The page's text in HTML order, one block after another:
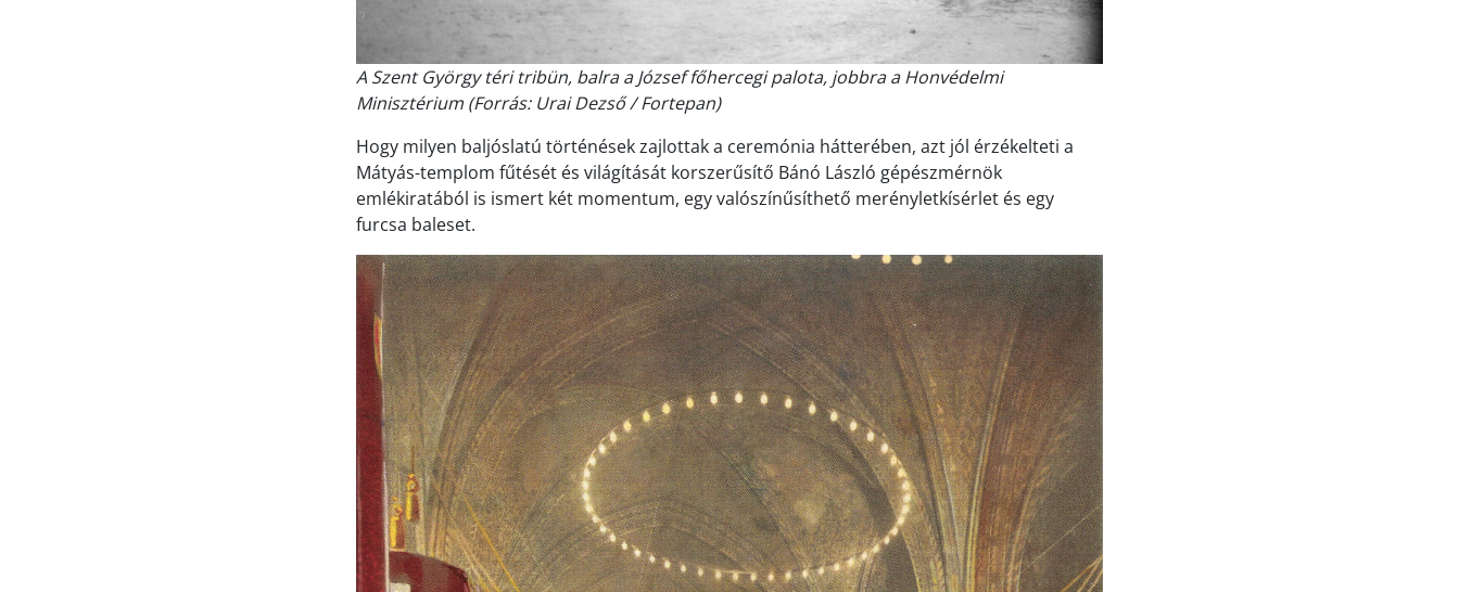
A Szent György téri tribün, balra a József főhercegi palota, jobbra a Honvédelmi
Minisztérium (Forrás: Urai Dezső / Fortepan)
Hogy milyen baljóslatú történések zajlottak a ceremónia hátterében, azt jól érzékelteti a
Mátyás-templom fűtését és világítását korszerűsítő Bánó László gépészmérnök
emlékiratából is ismert két momentum, egy valószínűsíthető merényletkísérlet és egy
furcsa baleset.